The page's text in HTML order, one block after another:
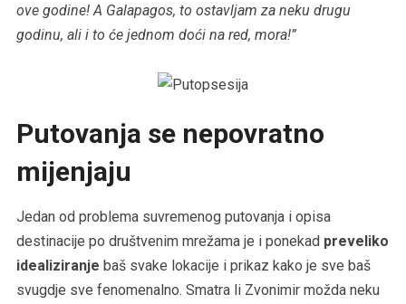
ove godine! A Galapagos, to ostavljam za neku drugu
godinu, ali i to će jednom doći na red, mora!”
Putovanja se nepovratno
mijenjaju
Jedan od problema suvremenog putovanja i opisa
destinacije po društvenim mrežama je i ponekad preveliko
idealiziranje baš svake lokacije i prikaz kako je sve baš
svugdje sve fenomenalno. Smatra li Zvonimir možda neku